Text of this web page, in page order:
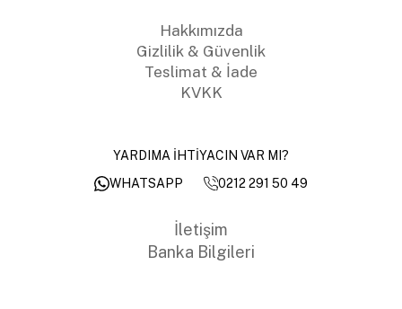
Hakkımızda
Gizlilik & Güvenlik
Teslimat & İade
KVKK
YARDIMA İHTİYACIN VAR MI?
WHATSAPP
0212 291 50 49
İletişim
Banka Bilgileri